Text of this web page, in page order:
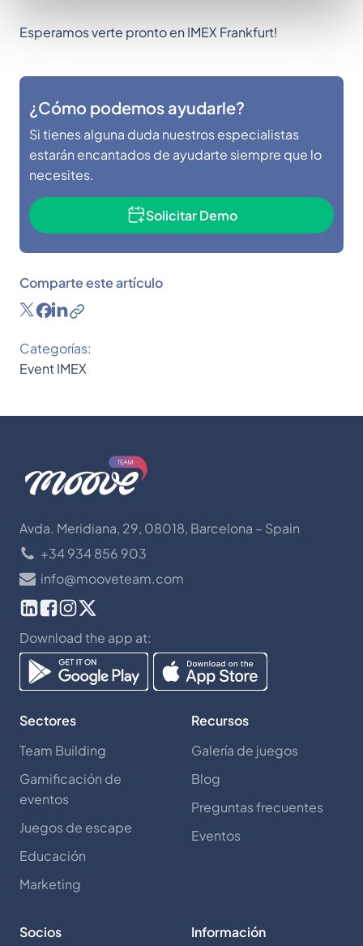
Esperamos verte pronto en IMEX Frankfurt!
¿Cómo podemos ayudarle?
Si tienes alguna duda nuestros especialistas
estarán encantados de ayudarte siempre que lo
necesites.
Solicitar Demo
Comparte este artículo
Categorías:
EventIMEX
Avda. Meridiana, 29, 08018, Barcelona – Spain
+34 934 856 903
info@mooveteam.com
Download the app at:
Sectores
Team Building
Gamificación de
eventos
Juegos de escape
Educación
Marketing
Recursos
Galería de juegos
Blog
Preguntas frecuentes
Eventos
Socios Información